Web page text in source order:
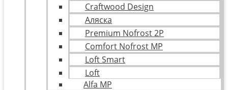
Craftwood Design
Аляска
Premium Nofrost 2P
Comfort Nofrost MP
Loft Smart
Loft
Alfa MP